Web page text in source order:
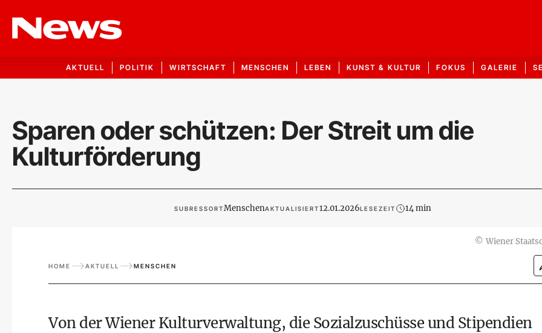
AKTUELL POLITIK WIRTSCHAFT MENSCHEN LEBEN KUNST & KULTUR FOKUS GALERIE
Sparen oder schützen: Der Streit um die
Kulturförderung
SUBRESSORTMenschenAKTUALISIERT12.01.2026LESEZEIT 14 min
© Wiener
HOME AKTUELL MENSCHEN
Von der Wiener Kulturverwaltung, die Sozialzuschüsse und Stipendien